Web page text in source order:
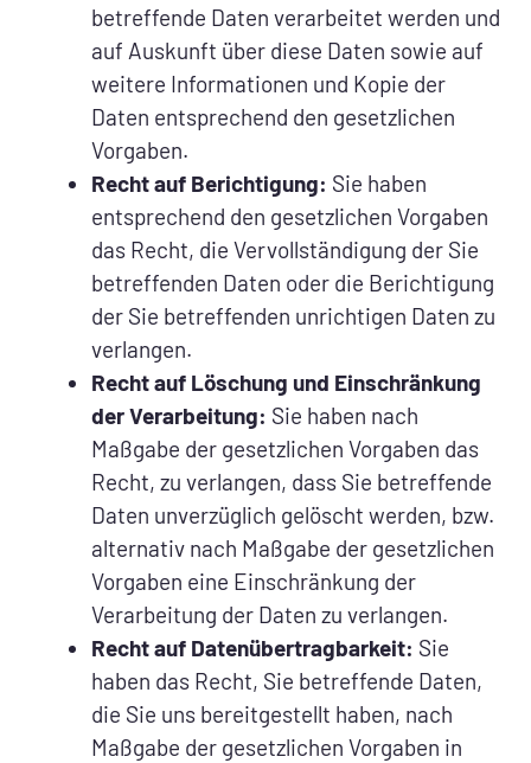
betreffende Daten verarbeitet werden und
auf Auskunft über diese Daten sowie auf
weitere Informationen und Kopie der
Daten entsprechend den gesetzlichen
Vorgaben.
Recht auf Berichtigung: Sie haben
entsprechend den gesetzlichen Vorgaben
das Recht, die Vervollständigung der Sie
betreffenden Daten oder die Berichtigung
der Sie betreffenden unrichtigen Daten zu
verlangen.
Recht auf Löschung und Einschränkung
der Verarbeitung: Sie haben nach
Maßgabe der gesetzlichen Vorgaben das
Recht, zu verlangen, dass Sie betreffende
Daten unverzüglich gelöscht werden, bzw.
alternativ nach Maßgabe der gesetzlichen
Vorgaben eine Einschränkung der
Verarbeitung der Daten zu verlangen.
Recht auf Datenübertragbarkeit: Sie
haben das Recht, Sie betreffende Daten,
die Sie uns bereitgestellt haben, nach
Maßgabe der gesetzlichen Vorgaben in